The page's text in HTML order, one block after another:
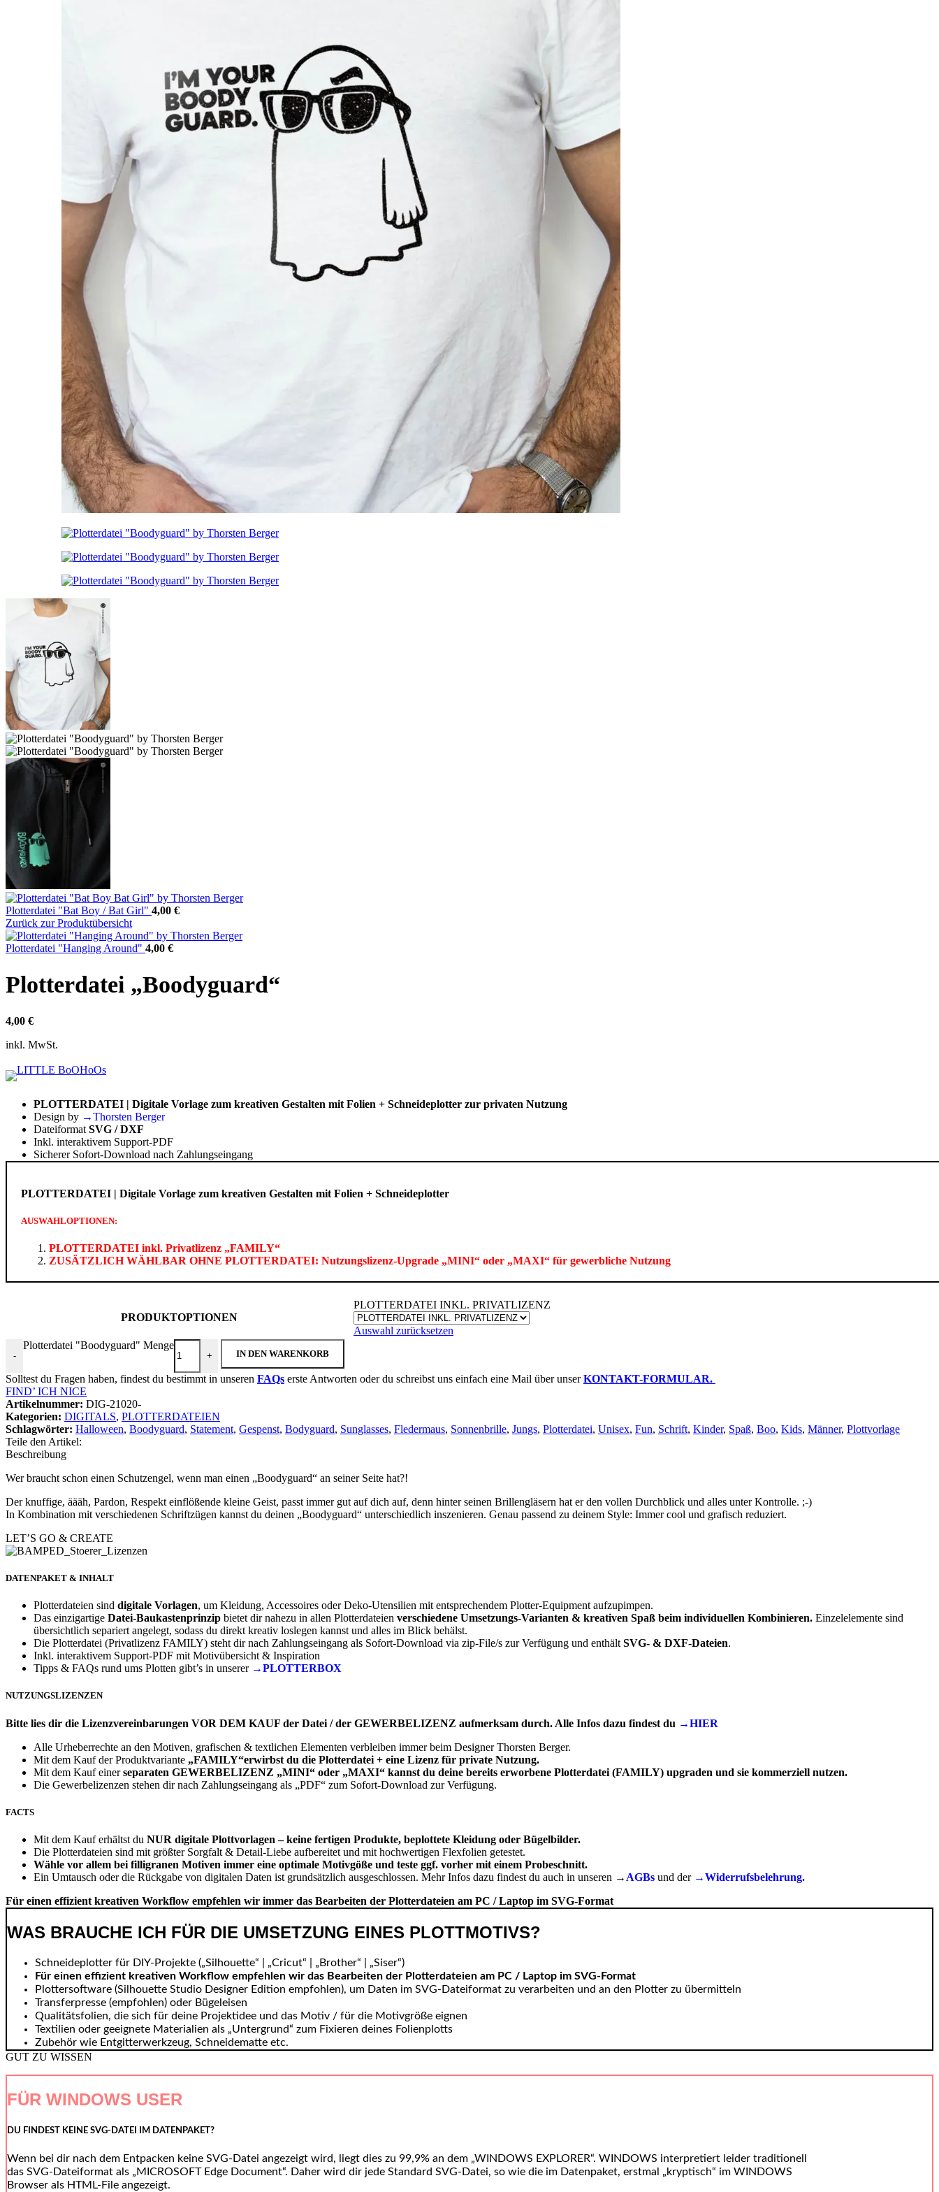
Instagram
Whatsapp
Plotterdatei "Bat Boy / Bat Girl" 4,00 €
Zurück zur Produktübersicht
Plotterdatei "Hanging Around" 4,00 €
Plotterdatei „Boodyguard“
4,00 €
inkl. MwSt.
PLOTTERDATEI | Digitale Vorlage zum kreativen Gestalten mit Folien + Schneideplotter zur privaten Nutzung
Design by →Thorsten Berger
Dateiformat SVG / DXF
Inkl. interaktivem Support-PDF
Sicherer Sofort-Download nach Zahlungseingang
PLOTTERDATEI | Digitale Vorlage zum kreativen Gestalten mit Folien + Schneideplotter
AUSWAHLOPTIONEN:
PLOTTERDATEI inkl. Privatlizenz „FAMILY“
ZUSÄTZLICH WÄHLBAR OHNE PLOTTERDATEI: Nutzungslizenz-Upgrade „MINI“ oder „MAXI“ für gewerbliche Nutzung
PRODUKTOPTIONEN
PLOTTERDATEI INKL. PRIVATLIZENZ
Auswahl zurücksetzen
-
Plotterdatei "Boodyguard" Menge
+ IN DEN WARENKORB
Solltest du Fragen haben, findest du bestimmt in unseren FAQs erste Antworten oder du schreibst uns einfach eine Mail über unserKONTAKT-FORMULAR.
FIND’ ICH NICE
Artikelnummer: DIG-21020-
Kategorien: DIGITALS, PLOTTERDATEIEN
Schlagwörter: Halloween, Boodyguard, Statement, Gespenst, Bodyguard, Sunglasses, Fledermaus, Sonnenbrille, Jungs, Plotterdatei, Unisex, Fun, Schrift, Kinder, Spaß, Boo, Kids, Männer, Plottvorlage
Teile den Artikel:
Beschreibung
Wer braucht schon einen Schutzengel, wenn man einen „Boodyguard“ an seiner Seite hat?!
Der knuffige, äääh, Pardon, Respekt einflößende kleine Geist, passt immer gut auf dich auf, denn hinter seinen Brillengläsern hat er den vollen Durchblick und alles unter Kontrolle. ;-)
In Kombination mit verschiedenen Schriftzügen kannst du deinen „Boodyguard“ unterschiedlich inszenieren. Genau passend zu deinem Style: Immer cool und grafisch reduziert.
LET’S GO & CREATE
DATENPAKET & INHALT
Plotterdateien sind digitale Vorlagen, um Kleidung, Accessoires oder Deko-Utensilien mit entsprechendem Plotter-Equipment aufzupimpen.
Das einzigartige Datei-Baukastenprinzip bietet dir nahezu in allen Plotterdateien verschiedene Umsetzungs-Varianten & kreativen Spaß beim individuellen Kombinieren. Einzelelemente sind
übersichtlich separiert angelegt, sodass du direkt kreativ loslegen kannst und alles im Blick behälst.
Die Plotterdatei (Privatlizenz FAMILY) steht dir nach Zahlungseingang als Sofort-Download via zip-File/s zur Verfügung und enthält SVG- & DXF-Dateien.
Inkl. interaktivem Support-PDF mit Motivübersicht & Inspiration
Tipps & FAQs rund ums Plotten gibt’s in unserer →PLOTTERBOX
NUTZUNGSLIZENZEN
Bitte lies dir die Lizenzvereinbarungen VOR DEM KAUF der Datei / der GEWERBELIZENZ aufmerksam durch. Alle Infos dazu findest du →HIER
Alle Urheberrechte an den Motiven, grafischen & textlichen Elementen verbleiben immer beim Designer Thorsten Berger.
Mit dem Kauf der Produktvariante „FAMILY“erwirbst du die Plotterdatei + eine Lizenz für private Nutzung.
Mit dem Kauf einerseparaten GEWERBELIZENZ „MINI“ oder „MAXI“ kannst du deine bereits erworbene Plotterdatei (FAMILY) upgraden und sie kommerziell nutzen.
Die Gewerbelizenzen stehen dir nach Zahlungseingang als „PDF“ zum Sofort-Download zur Verfügung.
FACTS
Mit dem Kauf erhältst du NUR digitale Plottvorlagen – keine fertigen Produkte, beplottete Kleidung oder Bügelbilder.
Die Plotterdateien sind mit größter Sorgfalt & Detail-Liebe aufbereitet und mit hochwertigen Flexfolien getestet.
Wähle vor allem bei filligranen Motiven immer eine optimale Motivgöße und teste ggf. vorher mit einem Probeschnitt.
Ein Umtausch oder die Rückgabe von digitalen Daten ist grundsätzlich ausgeschlossen. Mehr Infos dazu findest du auch in unseren → AGBs und der →Widerrufsbelehrung.
Für einen effizient kreativen Workflow empfehlen wir immer das Bearbeiten der Plotterdateien am PC / Laptop im SVG-Format
WAS BRAUCHE ICH FÜR DIE UMSETZUNG EINES PLOTTMOTIVS?
Schneideplotter für DIY-Projekte („Silhouette“ | „Cricut“ | „Brother“ | „Siser“)
Für einen effizient kreativen Workflow empfehlen wir das Bearbeiten der Plotterdateien am PC / Laptop im SVG-Format
Plottersoftware (Silhouette Studio Designer Edition empfohlen), um Daten im SVG-Dateiformat zu verarbeiten und an den Plotter zu übermitteln
Transferpresse (empfohlen) oder Bügeleisen
Qualitätsfolien, die sich für deine Projektidee und das Motiv / für die Motivgröße eignen
Textilien oder geeignete Materialien als „Untergrund“ zum Fixieren deines Folienplotts
Zubehör wie Entgitterwerkzeug, Schneidematte etc.
GUT ZU WISSEN
FÜR WINDOWS USER
DU FINDEST KEINE SVG-DATEI IM DATENPAKET?
Wenn bei dir nach dem Entpacken keine SVG-Datei angezeigt wird, liegt dies zu 99,9% an dem „WINDOWS EXPLORER“. WINDOWS interpretiert leider traditionell
das SVG-Dateiformat als „MICROSOFT Edge Document“. Daher wird dir jede Standard SVG-Datei, so wie die im Datenpaket, erstmal „kryptisch“ im WINDOWS
Browser als HTML-File angezeigt.